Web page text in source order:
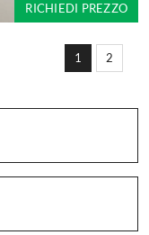
1 2
RICHIEDI PREZZO